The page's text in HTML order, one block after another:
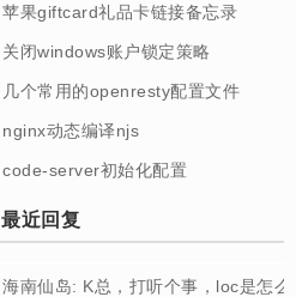
苹果giftcard礼品卡链接备忘录
关闭windows账户锁定策略
几个常用的openresty配置文件
nginx动态编译njs
code-server初始化配置
最近回复
海南仙岛: K总，打听个事，loc是怎么